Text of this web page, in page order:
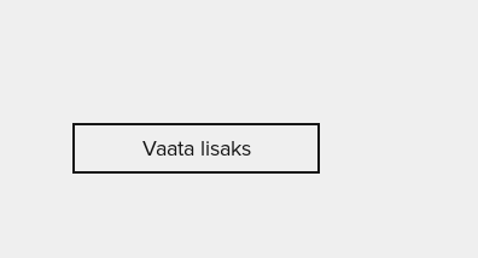
Vaata lisaks